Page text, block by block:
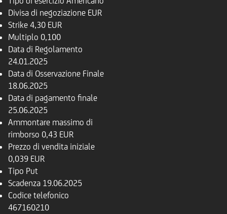
Divisa di negoziazione EUR
Strike 4,30 EUR
Multiplo 0,100
Data di Regolamento
24.01.2025
Data di Osservazione Finale
18.06.2025
Data di pagamento finale
25.06.2025
Ammontare massimo di
rimborso 0,43 EUR
Prezzo di vendita iniziale
0,039 EUR
Tipo Put
Scadenza 19.06.2025
Codice telefonico
467160210